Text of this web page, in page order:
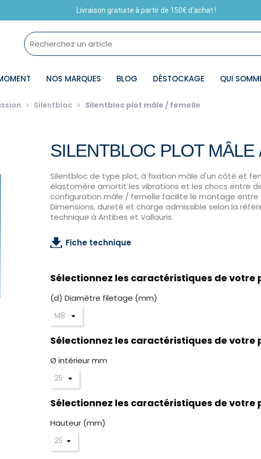
Livraison gratuite à partir de 150€ d'achat !
NOS MARQUES BLOG DÉSTOCKAGE QUI
Silentbloc Silentbloc plot mâle / femelle
SILENTBLOC PLOT MÂLE
Silentbloc de type plot, à fixation mâle d'un côté et
élastomère amortit les vibrations et les chocs entre
configuration mâle / femelle facilite le montage
Dimensions, dureté et charge admissible selon la
technique à Antibes et Vallauris.
Fiche technique
Sélectionnez les caractéristiques de votre
(d) Diamètre filetage (mm)
Sélectionnez les caractéristiques de votre
Ø intérieur mm
Sélectionnez les caractéristiques de votre
Hauteur (mm)